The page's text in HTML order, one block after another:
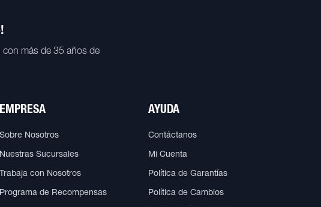
más de 35 años de
EMPRESA
Sobre Nosotros
Nuestras Sucursales
Trabaja con Nosotros
Programa de Recompensas
AYUDA
Contáctanos
Mi Cuenta
Política de Garantías
Política de Cambios